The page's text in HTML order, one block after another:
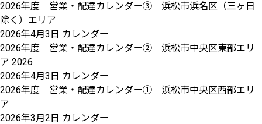
2026年度 営業・配達カレンダー③ 浜松市浜名区（三ヶ日
除く）エリア
2026年4月3日 カレンダー
2026年度 営業・配達カレンダー② 浜松市中央区東部エリ
ア 2026
2026年4月3日 カレンダー
2026年度 営業・配達カレンダー① 浜松市中央区西部エリ
ア
2026年3月2日 カレンダー